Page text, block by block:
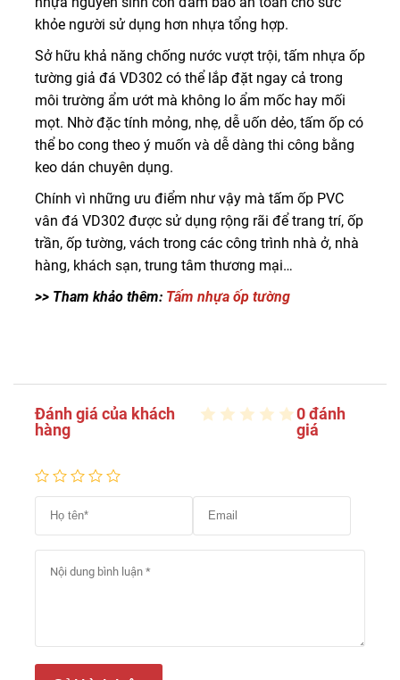
khỏe người sử dụng hơn nhựa tổng hợp.
Sở hữu khả năng chống nước vượt trội, tấm nhựa ốp
tường giả đá VD302 có thể lắp đặt ngay cả trong
môi trường ẩm ướt mà không lo ẩm mốc hay mối
mọt. Nhờ đặc tính mỏng, nhẹ, dễ uốn dẻo, tấm ốp có
thể bo cong theo ý muốn và dễ dàng thi công bằng
keo dán chuyên dụng.
Chính vì những ưu điểm như vậy mà tấm ốp PVC
vân đá VD302 được sử dụng rộng rãi để trang trí, ốp
trần, ốp tường, vách trong các công trình nhà ở, nhà
hàng, khách sạn, trung tâm thương mại…
>> Tham khảo thêm: Tấm nhựa ốp tường
Đánh giá của khách
hàng
0 đánh
giá